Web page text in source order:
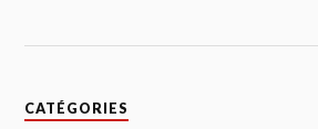
CATÉGORIES